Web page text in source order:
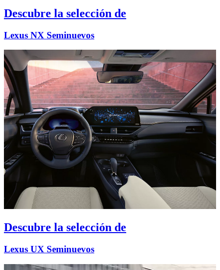
Descubre la selección de
Lexus NX Seminuevos
Descubre la selección de
Lexus UX Seminuevos